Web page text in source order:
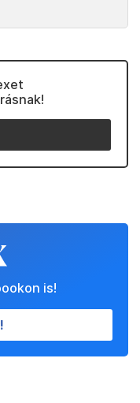
is!